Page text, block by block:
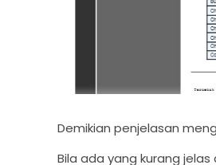
Demikian penjelasan
Bila ada yang kurang